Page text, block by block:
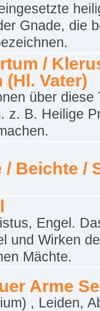
Gnade, die
/
(Hl. Vater)
über diese
z. B. Heilige
/ Beichte /
Engel.
und Wirken
Mächte.
Arme
, Leiden,